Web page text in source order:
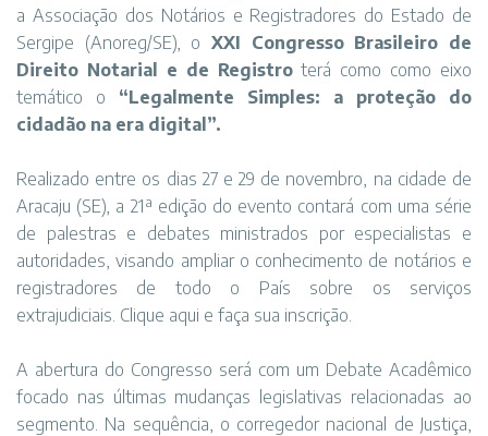
a Associação dos Notários e Registradores do Estado de
Sergipe (Anoreg/SE), o XXI Congresso Brasileiro de
Direito Notarial e de Registroterá como como eixo
temático o “Legalmente Simples: a proteção do
cidadão na era digital”.
Realizado entre os dias 27 e 29 de novembro, na cidade de
Aracaju (SE), a 21ª edição do evento contará com uma série
de palestras e debates ministrados por especialistas e
autoridades, visando ampliar o conhecimento de notários e
registradores de todo o País sobre os serviços
extrajudiciais. Clique aqui e faça sua inscrição.
A abertura do Congresso será com um Debate Acadêmico
focado nas últimas mudanças legislativas relacionadas ao
segmento. Na sequência, o corregedor nacional de Justiça,